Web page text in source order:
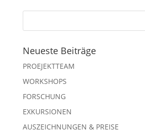
Neueste Beiträge
PROEJEKTTEAM
WORKSHOPS
FORSCHUNG
EXKURSIONEN
AUSZEICHNUNGEN & PREISE